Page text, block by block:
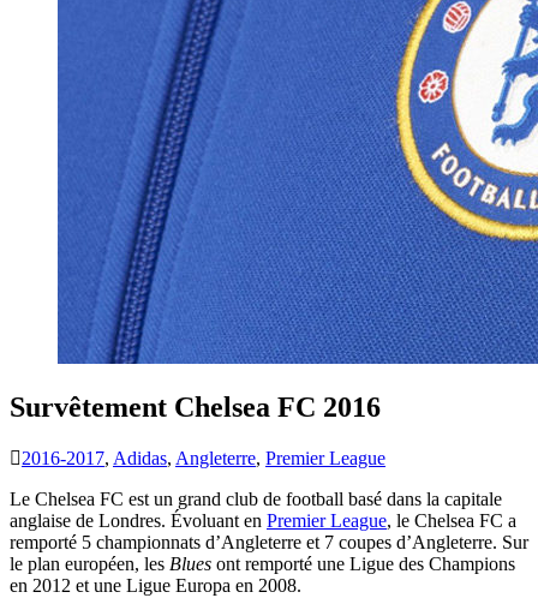
Survêtement Chelsea FC 2016
2016-2017, Adidas, Angleterre, Premier League
Le Chelsea FC est un grand club de football basé dans la capitale
anglaise de Londres. Évoluant en Premier League, le Chelsea FC a
remporté 5 championnats d’Angleterre et 7 coupes d’Angleterre. Sur
le plan européen, les Blues ont remporté une Ligue des Champions
en 2012 et une Ligue Europa en 2008.